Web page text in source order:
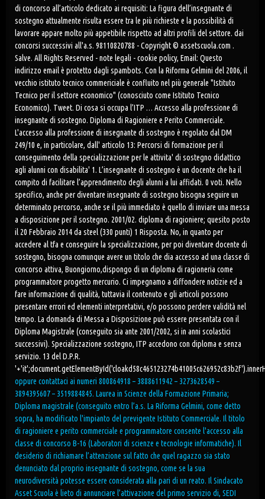
di concorso all’articolo dedicato ai requisiti: La figura dell’insegnante di
sostegno attualmente risulta essere tra le più richieste e la possibilità di
lavorare appare molto più appetibile rispetto ad altri profili del settore. dai
concorsi successivi all'a.s. 98110820788 - Copyright © assetscuola.com .
Salve. All Rights Reserved - note legali - cookie policy, Email: Questo
indirizzo email è protetto dagli spambots. Con la Riforma Gelmini del 2006, il
vecchio istituto tecnico commericiale è confluito nel più generale "Istituto
Tecnico per il settore economico" (conosciuto come Istituto Tecnico
Economico). Tweet. Di cosa si occupa l’ITP … Accesso alla professione di
insegnante di sostegno. Diploma di Ragioniere e Perito Commerciale.
L'accesso alla professione di insegnante di sostegno è regolato dal DM
249/10 e, in particolare, dall' articolo 13: Percorsi di formazione per il
conseguimento della specializzazione per le attivita' di sostegno didattico
agli alunni con disabilita' 1. L’insegnante di sostegno è un docente che ha il
compito di facilitare l’apprendimento degli alunni a lui affidati. 0 voti. Nello
specifico, anche per diventare insegnante di sostegno bisogna seguire un
determinato percorso, anche se il più immediato è quello di inviare una messa
a disposizione per il sostegno. 2001/02. diploma di ragioniere; quesito posto
il 20 Febbraio 2014 da steel (330 punti) 1 Risposta. No, in quanto per
accedere al tfa e conseguire la specializzazione, per poi diventare docente di
sostegno, bisogna comunque avere un titolo che dia accesso ad una classe di
concorso attiva, Buongiorno,dispongo di un diploma di ragioneria come
programmatore progetto mercurio. Ci impegnamo a diffondere notizie ed a
fare informazione di qualità, tuttavia il contenuto e gli articoli possono
presentare errori ed elementi interpretativi, e/o possono perdere validità nel
tempo. La domanda di Messa a Disposizione può essere presentata con il
Diploma Magistrale (conseguito sia ante 2001/2002, si in anni scolastici
successivi). Specializzazione sostegno, ITP accedono con diploma e senza
servizio. 13 del D.P.R.
'+'it
oppure contattaci ai numeri 800864918 – 3888611942 – 3273628549 –
3894395607 – 3519884845. Laurea in Scienze della Formazione Primaria;
Diploma magistrale (conseguito entro l’a.s. La Riforma Gelmini, come detto
sopra, ha modificato l'impianto del previgente Istituto Commerciale. Il titolo
di ragioniere e perito commerciale e programmatore consente l'accesso alla
classe di concorso B-16 (Laboratori di scienze e tecnologie informatiche). Il
desiderio di richiamare l’attenzione sul fatto che quel ragazzo sia stato
denunciato dal proprio insegnante di sostegno, come se la sua
neurodiversità potesse essere considerata alla pari di un reato. Il Sindacato
Asset Scuola è lieto di annunciare l’attivazione del primo servizio di, SEDI